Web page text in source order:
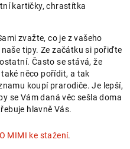
kartičky, chrastítka
zvažte, co je z vašeho
tipy. Ze začátku si pořiďte
Často se stává, že
něco pořídit, a tak
koupí prarodiče. Je lepší,
se Vám daná věc sešla doma
hlavně Vás.
MIMI ke stažení.